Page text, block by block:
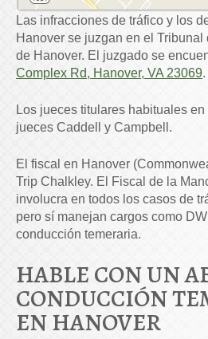
Las infracciones de tráfico y los
Hanover se juzgan en el Tribunal
de Hanover. El juzgado se
Complex Rd, Hanover, VA 23069.
Los jueces titulares habituales
jueces Caddell y Campbell.
El fiscal en Hanover
Trip Chalkley. El Fiscal de la
involucra en todos los casos de
pero sí manejan cargos como
conducción temeraria.
HABLE CON UN
CONDUCCIÓN
EN HANOVER